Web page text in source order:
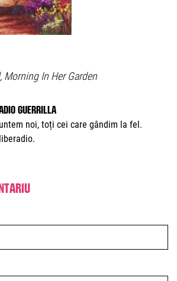
Morning In Her Garden
Guerrilla
noi, toți cei care gândim la fel.